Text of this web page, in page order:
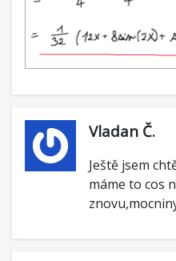
Vladan Č.
Ještě jsem
máme to cos